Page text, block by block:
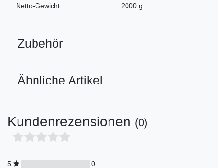
Netto-Gewicht
2000 g
Zubehör
Ähnliche Artikel
Kundenrezensionen (0)
5
0